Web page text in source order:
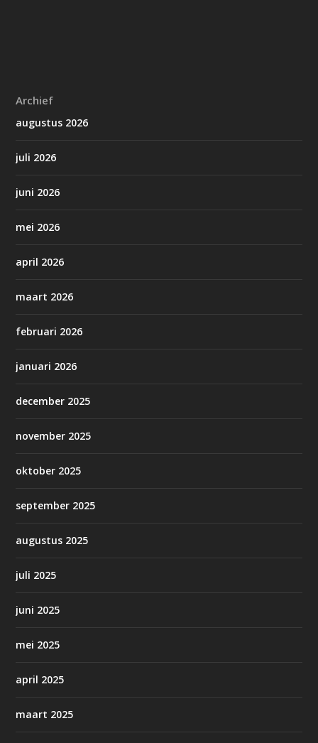
Archief
augustus 2026
juli 2026
juni 2026
mei 2026
april 2026
maart 2026
februari 2026
januari 2026
december 2025
november 2025
oktober 2025
september 2025
augustus 2025
juli 2025
juni 2025
mei 2025
april 2025
maart 2025